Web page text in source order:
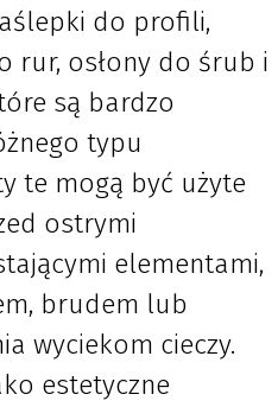
do profili,
rur, osłony do śrub i
są bardzo
typu
te mogą być użyte
ostrymi
elementami,
brudem lub
wyciekom cieczy.
estetyczne